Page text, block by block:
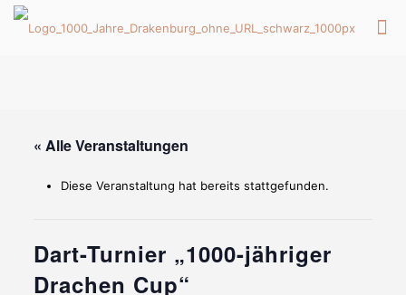
« Alle Veranstaltungen
Diese Veranstaltung hat bereits stattgefunden.
Dart-Turnier „1000-jähriger
Drachen Cup“